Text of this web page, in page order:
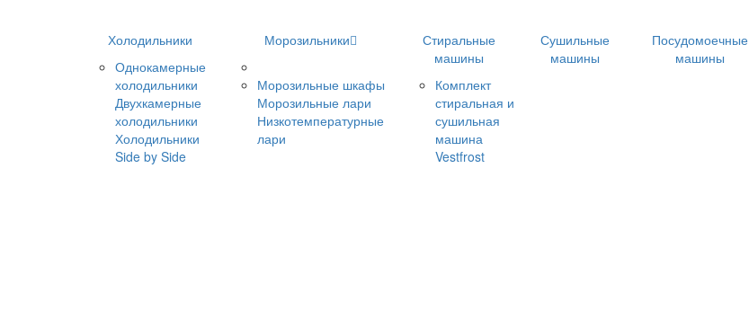
Холодильники
Однокамерные
холодильники
Двухкамерные
холодильники
Холодильники
Side by Side
Морозильники
Морозильные шкафы
Морозильные лари
Низкотемпературные
лари
Стиральные
машины
Комплект
стиральная и
сушильная
машина
Vestfrost
Сушильные
машины
Посудомоечные
машины